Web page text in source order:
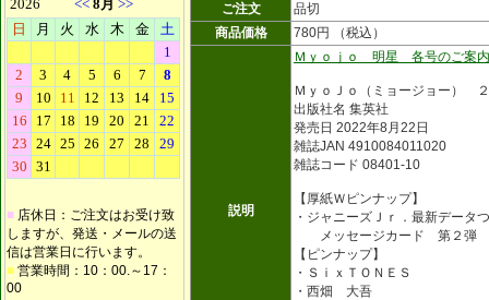
■ 店休日：ご注文はお受け致
しますが、発送・メールの送
信は営業日に行います。
■ 営業時間：10：00.～17：
00
ご注文
品切
商品価格
780円 （税込）
説明
Ｍｙｏｊｏ 明星 各号のご案内
ＭｙｏＪｏ（ミョージョー）
出版社名 集英社
発売日 2022年8月22日
雑誌JAN 4910084011020
雑誌コード 08401-10
【厚紙Ｗピンナップ】
・ジャニーズＪｒ．最新データ
メッセージカード 第２弾
【ピンナップ】
・ＳｉｘＴＯＮＥＳ
・西畑 大吾